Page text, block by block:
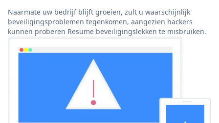
Naarmate uw bedrijf blijft groeien, zult u waarschijnlijk
beveiligingsproblemen tegenkomen, aangezien hackers
kunnen proberen Resume beveiligingslekken te misbruiken.